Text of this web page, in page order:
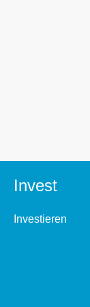
Invest
Investieren